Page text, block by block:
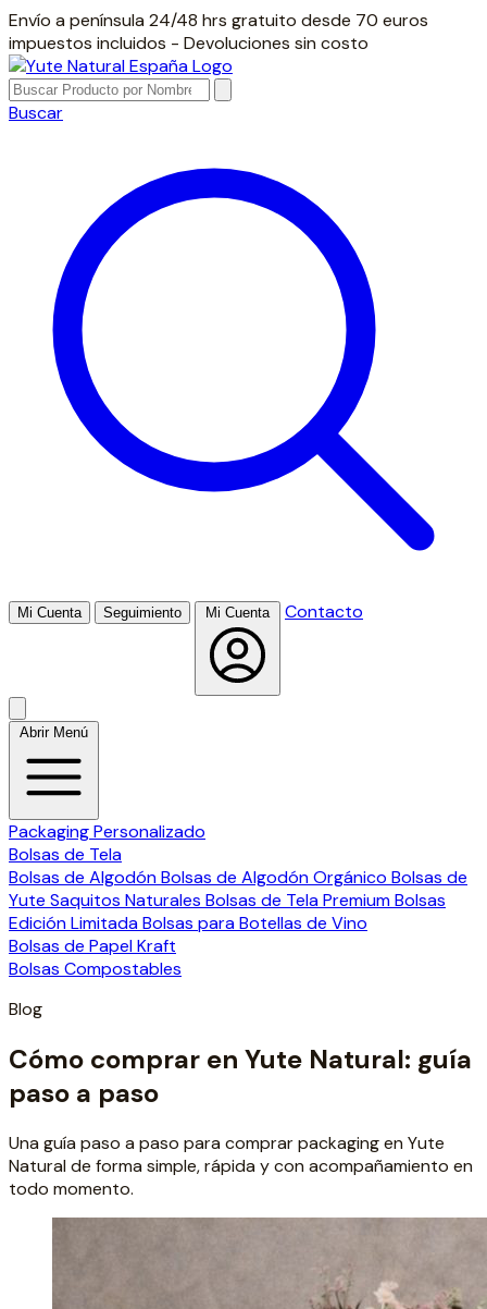
Envío a península 24/48 hrs gratuito desde 70 euros
impuestos incluidos - Devoluciones sin costo
Buscar
Mi Cuenta Seguimiento Mi Cuenta Contacto
Abrir Menú
Packaging Personalizado
Bolsas de Tela
Bolsas de AlgodónBolsas de Algodón Orgánico Bolsas de
Yute Saquitos Naturales Bolsas de Tela PremiumBolsas
Edición LimitadaBolsas para Botellas de Vino
Bolsas de Papel Kraft
Bolsas Compostables
Blog
Cómo comprar en Yute Natural: guía
paso a paso
Una guía paso a paso para comprar packaging en Yute
Natural de forma simple, rápida y con acompañamiento en
todo momento.